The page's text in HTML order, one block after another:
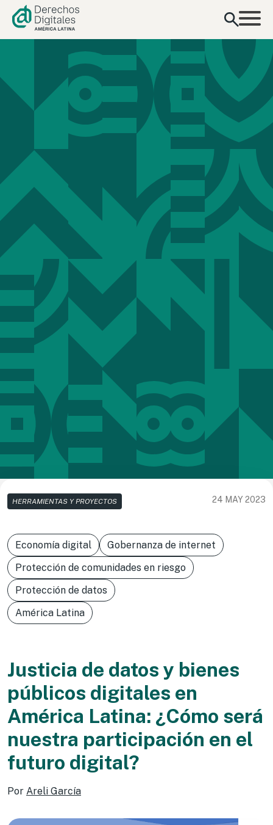
contenido
HERRAMIENTAS Y PROYECTOS 24 MAY 2023
Economía digital
Gobernanza de internet
Protección de comunidades en riesgo
Protección de datos
América Latina
Justicia de datos y bienes
públicos digitales en
América Latina: ¿Cómo será
nuestra participación en el
futuro digital?
Por Areli García